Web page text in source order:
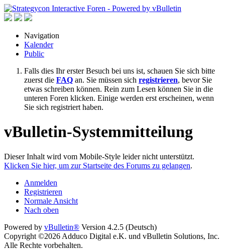
Navigation
Kalender
Public
Falls dies Ihr erster Besuch bei uns ist, schauen Sie sich bitte
zuerst die FAQ an. Sie müssen sich registrieren, bevor Sie
etwas schreiben können. Rein zum Lesen können Sie in die
unteren Foren klicken. Einige werden erst erscheinen, wenn
Sie sich registriert haben.
vBulletin-Systemmitteilung
Dieser Inhalt wird vom Mobile-Style leider nicht unterstützt.
Klicken Sie hier, um zur Startseite des Forums zu gelangen.
Anmelden
Registrieren
Normale Ansicht
Nach oben
Powered by vBulletin® Version 4.2.5 (Deutsch)
Copyright ©2026 Adduco Digital e.K. und vBulletin Solutions, Inc.
Alle Rechte vorbehalten.